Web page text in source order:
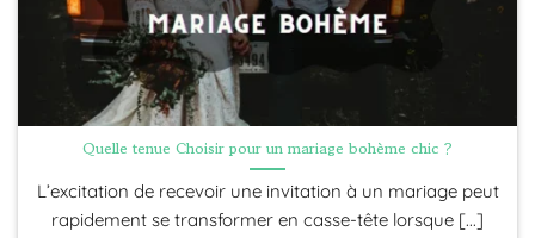
Quelle tenue Choisir pour un mariage bohème chic ?
L’excitation de recevoir une invitation à un mariage peut
rapidement se transformer en casse-tête lorsque [...]